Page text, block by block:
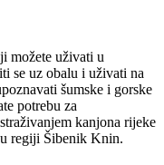
možete uživati u
se uz obalu i uživati na
šumske i gorske
potrebu za
kanjona rijeke
regiji Šibenik Knin.